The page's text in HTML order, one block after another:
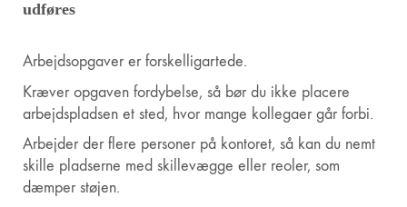
udføres
Arbejdsopgaver er forskelligartede.
Kræver opgaven fordybelse, så bør du ikke placere
arbejdspladsen et sted, hvor mange kollegaer går forbi.
Arbejder der flere personer på kontoret, så kan du nemt
skille pladserne med skillevægge eller reoler, som
dæmper støjen.